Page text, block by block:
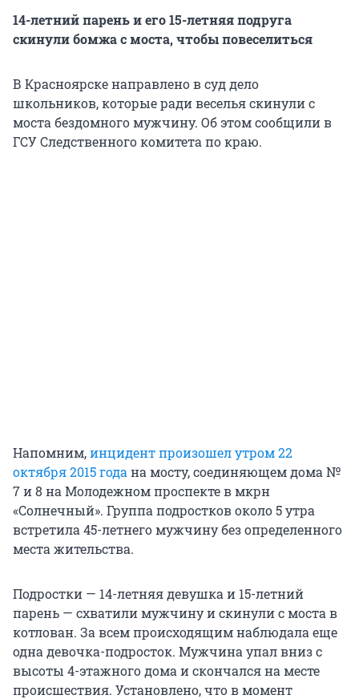
14-летний парень и его 15-летняя подруга
скинули бомжа с моста, чтобы повеселиться
В Красноярске направлено в суд дело
школьников, которые ради веселья скинули с
моста бездомного мужчину. Об этом сообщили в
ГСУ Следственного комитета по краю.
Напомним,инцидент произошел утром 22
октября 2015 года на мосту, соединяющем дома №
7 и 8 на Молодежном проспекте в мкрн
«Солнечный». Группа подростков около 5 утра
встретила 45-летнего мужчину без определенного
места жительства.
Подростки — 14-летняя девушка и 15-летний
парень — схватили мужчину и скинули с моста в
котлован. За всем происходящим наблюдала еще
одна девочка-подросток. Мужчина упал вниз с
высоты 4-этажного дома и скончался на месте
происшествия. Установлено, что в момент